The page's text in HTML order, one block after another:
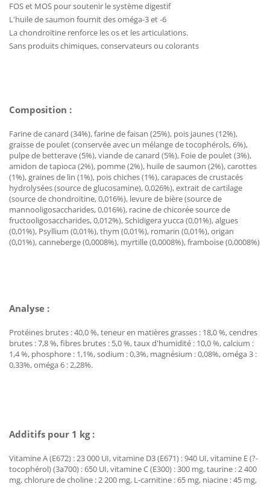
FOS et MOS pour soutenir le système digestif
L'huile de saumon fournit des oméga-3 et -6
La chondroïtine renforce les os et les articulations.
Sans produits chimiques, conservateurs ou colorants
Composition :
Farine de canard (34%), farine de faisan (25%), pois jaunes (12%),
graisse de poulet (conservée avec un mélange de tocophérols, 6%),
pulpe de betterave (5%), viande de canard (5%), Foie de poulet (3%),
amidon de tapioca (2%), pomme (2%), huile de saumon (2%), carottes
(1%), graines de lin (1%), pois chiches (1%), carapaces de crustacés
hydrolysées (source de glucosamine), 0,026%), extrait de cartilage
(source de chondroïtine, 0,016%), levure de bière (source de
mannooligosaccharides, 0,016%), racine de chicorée source de
fructooligosaccharides, 0,012%), Schidigera yucca (0,01%), algues
(0,01%), Psyllium (0,01%), thym (0,01%), romarin (0,01%), origan
(0,01%), canneberge (0,0008%), myrtille (0,0008%), framboise (0,0008%)
Analyse :
Protéines brutes : 40,0 %, teneur en matières grasses : 18,0 %, cendres
brutes : 7,8 %, fibres brutes : 5,0 %, taux d'humidité : 10,0 %, calcium :
1,4 %, phosphore : 1,1%, sodium : 0,3%, magnésium : 0,08%, oméga 3 :
0,33%, oméga 6 : 2,28%.
Additifs pour 1 kg :
Vitamine A (E672) : 23 000 UI, vitamine D3 (E671) : 940 UI, vitamine E (?-
tocophérol) (3a700) : 650 UI, vitamine C (E300) : 300 mg, taurine : 2 400
mg, chlorure de choline : 2 200 mg, L-carnitine : 65 mg, niacine : 45 mg,